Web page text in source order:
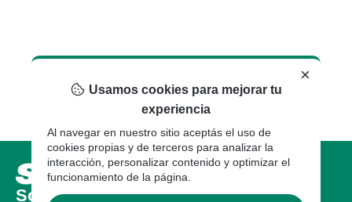
Sobre nosotros
×
Usamos cookies para mejorar tu
experiencia
Al navegar en nuestro sitio aceptás el uso de
cookies propias y de terceros para analizar la
interacción, personalizar contenido y optimizar el
funcionamiento de la página.